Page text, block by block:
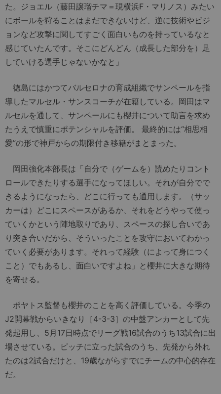
た。ジョエル（藤田譲瑠チマ＝現横浜F・マリノス）みたい
にボールを狩ることはまだできないけど、逆に技術やビジ
ョンなど攻撃に関してすごく面白いものを持っているなと
感じていたんです。そこにどんどん（成長した部分を）足
していける選手じゃないかなと」
徳島にはかつてバルセロナの育成組織でサンペールを指
導したマルセル・サンスコーチが在籍している。岡田はマ
ルセルを通して、サンペールにも櫻井について助言を求め
たうえで慎重にポテンシャルを評価。 最終的には“相思相
愛”の形で神戸からの期限付き移籍がまとまった。
岡田強化本部長は「自分で（ゲームを）読めたりコント
ロールできたりする選手になってほしい。それが自分でで
きるようになったら、どこに行っても通用します。（サッ
カーは）どこにスペースがあるか、それをどうやって使っ
ていくかという陣地取りであり、スペースの探し合いであ
り突き合いだから、そういったことを攻守においてわかっ
ていく必要があります。それって経験（によって身につく
こと）でもあるし、面白いですよね」と櫻井に大きな期待
を寄せる。
ポヤトス監督も櫻井のことを高く評価している。今季の
J2開幕戦からいきなり［4-3-3］の中盤アンカーとして先
発起用し、5月17日時点でリーグ戦16試合のうち13試合に出
場させている。ピッチに立った試合のうち、先発から外れ
たのは2試合だけと、19歳ながらすでにチームの中心的存在
だ。